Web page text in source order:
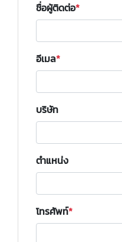
ชื่อผู้ติดต่อ
อีเมล
บริษัท
ตำแหน่ง
โทรศัพท์